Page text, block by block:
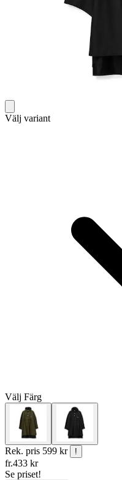
Välj variant
Välj Färg
Rek. pris 599 kr !
fr.433 kr
Se priset!